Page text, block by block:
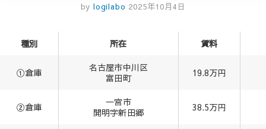
by logilabo 2025年10月4日
種別 所在 賃料
①倉庫
名古屋市中川区
富田町
19.8万円
②倉庫
一宮市
開明字新田郷
38.5万円